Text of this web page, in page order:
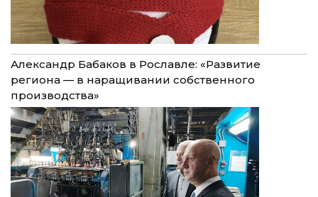
Александр Бабаков в Рославле: «Развитие
региона — в наращивании собственного
производства»